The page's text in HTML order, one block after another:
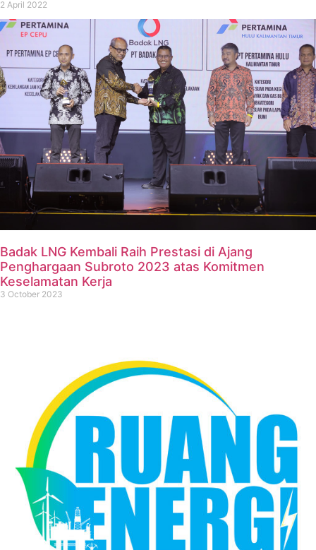
2 April 2022
Badak LNG Kembali Raih Prestasi di Ajang
Penghargaan Subroto 2023 atas Komitmen
Keselamatan Kerja
3 October 2023